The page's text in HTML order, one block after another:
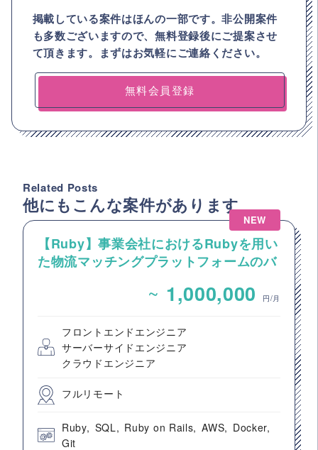
掲載している案件はほんの一部です。非公開案件
も多数ございますので、無料登録後にご提案させ
て頂きます。まずはお気軽にご連絡ください。
無料会員登録
Related Posts
他にもこんな案件があります
NEW
【Ruby】事業会社におけるRubyを用い
た物流マッチングプラットフォームのバ
~ 1,000,000 円/月
フロントエンドエンジニア
サーバーサイドエンジニア
クラウドエンジニア
フルリモート
Ruby SQL Ruby on Rails AWS
Docker
Git